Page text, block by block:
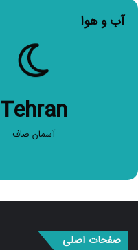
آب و هوا
Tehran
آسمان صاف
صفحات اصلی